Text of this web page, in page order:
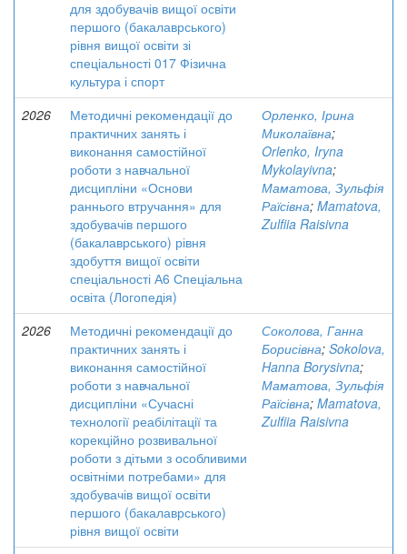
для здобувачів вищої освіти
першого (бакалаврського)
рівня вищої освіти зі
спеціальності 017 Фізична
культура і спорт
2026
Методичні рекомендації до
практичних занять і
виконання самостійної
роботи з навчальної
дисципліни «Основи
раннього втручання» для
здобувачів першого
(бакалаврського) рівня
здобуття вищої освіти
спеціальності А6 Спеціальна
освіта (Логопедія)
Орленко, Ірина
Миколаївна;
Orlenko, Iryna
Mykolayivna;
Маматова, Зульфія
Раїсівна; Mamatova,
Zulfiia Raisivna
2026
Методичні рекомендації до
практичних занять і
виконання самостійної
роботи з навчальної
дисципліни «Сучасні
технології реабілітації та
корекційно розвивальної
роботи з дітьми з особливими
освітніми потребами» для
здобувачів вищої освіти
першого (бакалаврського)
рівня вищої освіти
Соколова, Ганна
Борисівна; Sokolova,
Hanna Borysivna;
Маматова, Зульфія
Раїсівна; Mamatova,
Zulfiia Raisivna